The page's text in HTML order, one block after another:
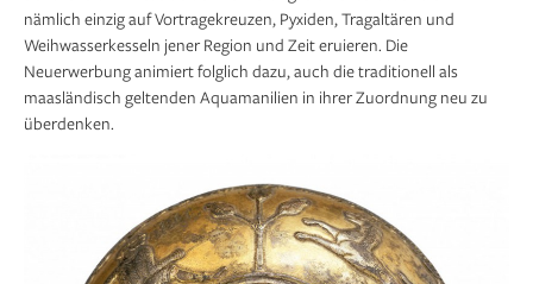
nämlich einzig auf Vortragekreuzen, Pyxiden, Tragaltären und
Weihwasserkesseln jener Region und Zeit eruieren. Die
Neuerwerbung animiert folglich dazu, auch die traditio­nell als
maasländisch geltenden Aquamanilien in ihrer Zuordnung neu zu
überdenken.